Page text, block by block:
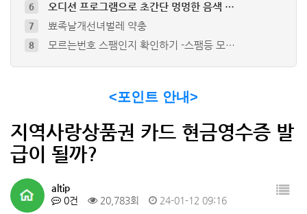
6 오디션 프로그램으로 초간단 멍멍한 음색 …
7 뾰족날개선녀벌레 약충
8 모르는번호 스팸인지 확인하기 -스팸등 모…
티비위키(TVWIKI) - 최신영화 , …
5 오디션 프로그램으로 초간단 파열음 지우는…
<포인트 안내>
지역사랑상품권 카드 현금영수증 발
급이 될까?
altip
0건
20,783회 24-01-12 09:16